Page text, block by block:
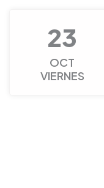
23
OCT
VIERNES